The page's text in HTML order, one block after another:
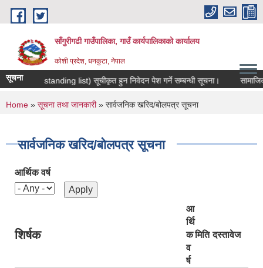
Skip to main content
साँगुरीगढी गाउँपालिका, गाउँ कार्यपालिकाको कार्यालय
कोशी प्रदेश, धनकुटा, नेपाल
सूचना
सूची (standing list) सूचीकृत हुन निवेदन पेश गर्ने सम्बन्धी सूचना। सामाजिक
You are here
Home » सूचना तथा जानकारी» सार्वजनिक खरिद/बोलपत्र सूचना
सार्वजनिक खरिद/बोलपत्र सूचना
आर्थिक वर्ष
शिर्षक
आ
र्थि
क
व
र्ष
मिति दस्तावेज